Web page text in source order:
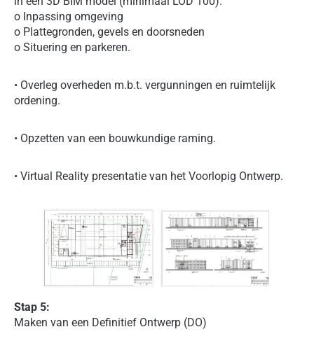
o Inpassing omgeving
o Plattegronden, gevels en doorsneden
o Situering en parkeren.
• Overleg overheden m.b.t. vergunningen en ruimtelijk
ordening.
• Opzetten van een bouwkundige raming.
• Virtual Reality presentatie van het Voorlopig Ontwerp.
Stap 5:
Maken van een Definitief Ontwerp (DO)